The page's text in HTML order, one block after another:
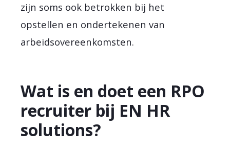
zijn soms ook betrokken bij het
opstellen en ondertekenen van
arbeidsovereenkomsten.
Wat is en doet een RPO
recruiter bij EN HR
solutions?